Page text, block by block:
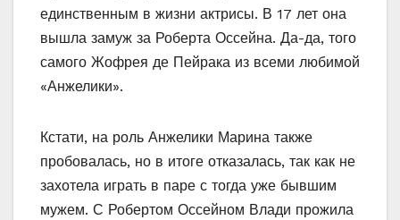
единственным в жизни актрисы. В 17 лет она
вышла замуж за Роберта Оссейна. Да-да, того
самого Жофрея де Пейрака из всеми любимой
«Анжелики».
Кстати, на роль Анжелики Марина также
пробовалась, но в итоге отказалась, так как не
захотела играть в паре с тогда уже бывшим
мужем. С Робертом Оссейном Влади прожила